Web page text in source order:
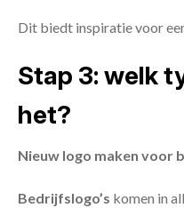
Dit biedt inspiratie voor
Stap 3: welk
het?
Nieuw logo maken voor
Bedrijfslogo’s komen in